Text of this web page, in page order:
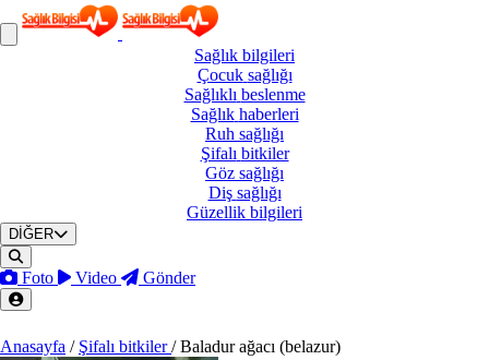
Sağlık bilgileri
Çocuk sağlığı
Sağlıklı beslenme
Sağlık haberleri
Ruh sağlığı
Şifalı bitkiler
Göz sağlığı
Diş sağlığı
Güzellik bilgileri
DİĞER
Foto Video Gönder
Anasayfa / Şifalı bitkiler/ Baladur ağacı (belazur)